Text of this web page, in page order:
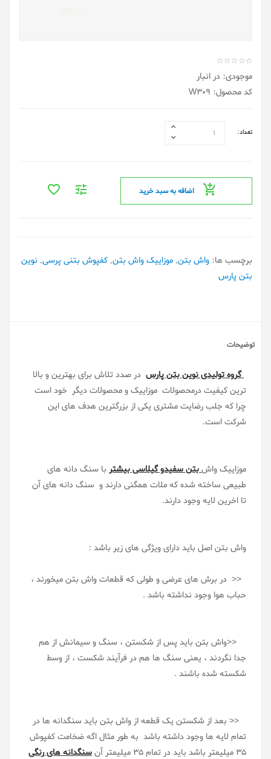
موجودی: در انبار
کد محصول: W309
تعداد:
اضافه به سبد خرید
برچسب ها: واش بتن, موزاییک واش بتن, کفپوش بتنی پرسی, نوین
بتن پارس
توضیحات
گروه تولیدی نوین بتن پارس در صدد تلاش برای بهترین و بالا
ترین کیفیت درمحصولات موزاییک و محصولات دیگر خود است
چرا که جلب رضایت مشتری یکی از بزرگترین هدف های این
شرکت است.
موزاییک واشبتن سفیدو گیلاسی بیشتر با سنگ دانه های
طبیعی ساخته شده که ملات همگنی دارند و سنگ دانه های آن
تا اخرین لایه وجود دارند.
واش بتن اصل باید دارای ویژگی های زیر باشد :
<< در برش های عرضی و طولی که قطعات واش بتن میخورند ،
حباب هوا وجود نداشته باشد .
<<واش بتن باید پس از شکستن ، سنگ و سیمانش از هم
جدا نگردند ، یعنی سنگ ها هم در فرآیند شکست ، از وسط
شکسته شده باشند .
<< بعد از شکستن یک قطعه از واش بتن باید سنگدانه ها در
تمام لایه ها وجود داشته باشد به طور مثال اگه ضخامت کفپوش
35 میلیمتر باشد باید در تمام 35 میلیمتر آن
سنگدانه های رنگی